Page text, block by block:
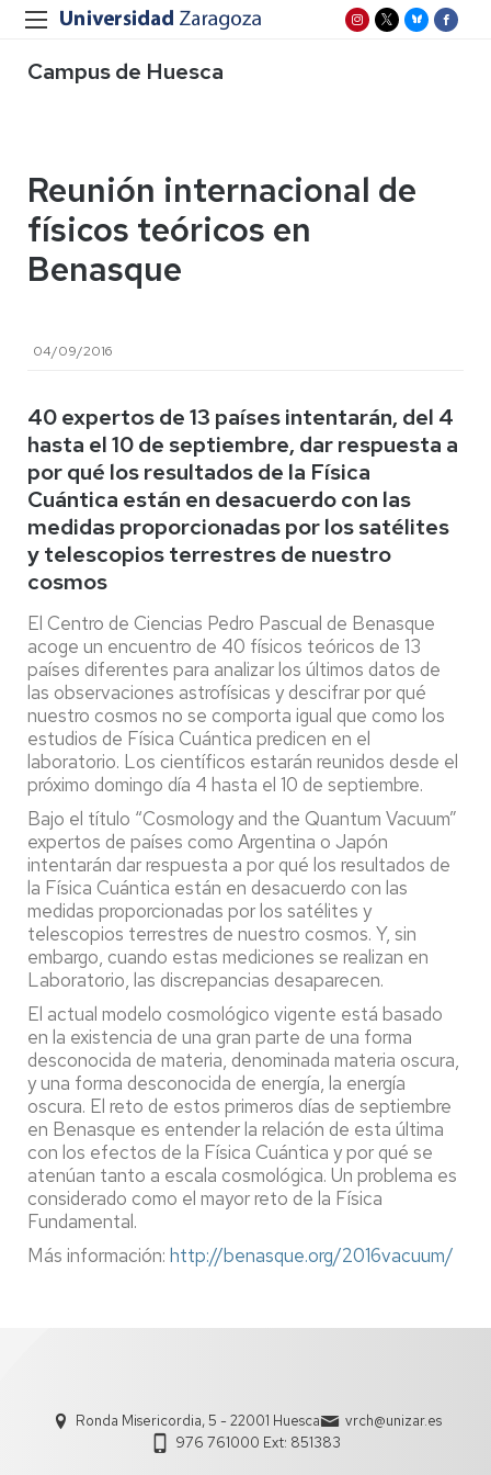
Campus de Huesca
Reunión internacional de
físicos teóricos en
Benasque
04/09/2016
40 expertos de 13 países intentarán, del 4
hasta el 10 de septiembre, dar respuesta a
por qué los resultados de la Física
Cuántica están en desacuerdo con las
medidas proporcionadas por los satélites
y telescopios terrestres de nuestro
cosmos
El Centro de Ciencias Pedro Pascual de Benasque
acoge un encuentro de 40 físicos teóricos de 13
países diferentes para analizar los últimos datos de
las observaciones astrofísicas y descifrar por qué
nuestro cosmos no se comporta igual que como los
estudios de Física Cuántica predicen en el
laboratorio. Los científicos estarán reunidos desde el
próximo domingo día 4 hasta el 10 de septiembre.
Bajo el título “Cosmology and the Quantum Vacuum”
expertos de países como Argentina o Japón
intentarán dar respuesta a por qué los resultados de
la Física Cuántica están en desacuerdo con las
medidas proporcionadas por los satélites y
telescopios terrestres de nuestro cosmos. Y, sin
embargo, cuando estas mediciones se realizan en
Laboratorio, las discrepancias desaparecen.
El actual modelo cosmológico vigente está basado
en la existencia de una gran parte de una forma
desconocida de materia, denominada materia oscura,
y una forma desconocida de energía, la energía
oscura. El reto de estos primeros días de septiembre
en Benasque es entender la relación de esta última
con los efectos de la Física Cuántica y por qué se
atenúan tanto a escala cosmológica. Un problema es
considerado como el mayor reto de la Física
Fundamental.
Más información: http://benasque.org/2016vacuum/
Ronda Misericordia, 5 - 22001 Huesca
vrch@unizar.es
976 761000 Ext: 851383